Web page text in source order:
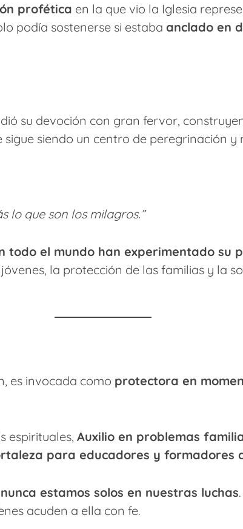
profética en la que vio la Iglesia
podía sostenerse si estaba anclado en
su devoción con gran fervor,
sigue siendo un centro de peregrinación y
lo que son los milagros.”
todo el mundo han experimentado su
la protección de las familias y la
es invocada como protectora en
espirituales, Auxilio en problemas
para educadores y formadores
estamos solos en nuestras luchas
acuden a ella con fe.